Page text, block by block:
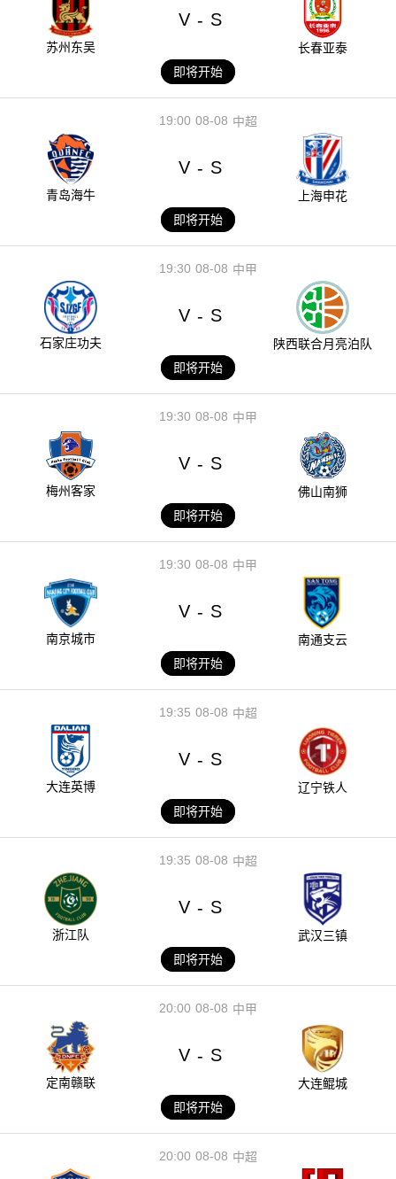
苏州东吴
V - S
长春亚泰
即将开始
08-08
19:00 中超
青岛海牛
V - S
上海申花
即将开始
08-08
19:30 中甲
石家庄功夫
V - S
陕西联合月亮泊队
即将开始
08-08
19:30 中甲
梅州客家
V - S
佛山南狮
即将开始
08-08
19:30 中甲
南京城市
V - S
南通支云
即将开始
08-08
19:35 中超
大连英博
V - S
辽宁铁人
即将开始
08-08
19:35 中超
浙江队
V - S
武汉三镇
即将开始
08-08
20:00 中甲
定南赣联
V - S
大连鲲城
即将开始
08-08
20:00 中超